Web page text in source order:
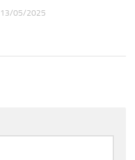
13/05/2025